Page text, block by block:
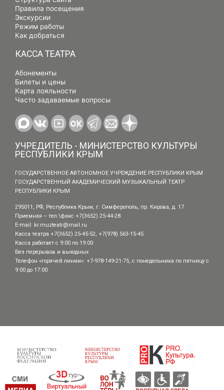
Правила посещения
Экскурсии
Режим работы
Как добраться
КАССА ТЕАТРА
Абонементы
Билеты и цены
Карта лояльности
Часто задаваемые вопросы
УЧРЕДИТЕЛЬ - МИНИСТЕРСТВО КУЛЬТУРЫ
РЕСПУБЛИКИ КРЫМ
ГОСУДАРСТВЕННОЕ АВТОНОМНОЕ УЧРЕЖДЕНИЕ РЕСПУБЛИКИ КРЫМ
ГОСУДАРСТВЕННЫЙ АКАДЕМИЧЕСКИЙ МУЗЫКАЛЬНЫЙ ТЕАТР
РЕСПУБЛИКИ КРЫМ
295011, РФ, Республика Крым, г. Симферополь, пр. Кирова, д. 17
Приемная – тел.\факс +7(3652) 25-44-28
E-mail: kr.muzteatr@mail.ru
Касса театра +7(3652) 25-45-52, +7(978) 563-15-45
Касса работает с 9:00 по 19:00
Без перерывов и выходных
Телефон «горячей линии»: +7-978-149-21-75, с понедельника по пятницу с
9:00 до 17:00